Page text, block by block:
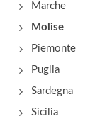
Marche
Molise
Piemonte
Puglia
Sardegna
Sicilia